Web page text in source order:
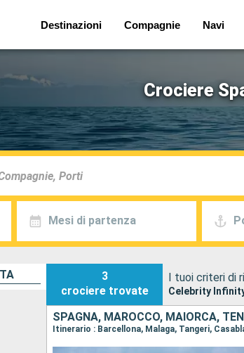
Destinazioni Compagnie Navi
Crociere
Mesi di partenza
3
crociere trovate
I tuoi criteri di
Celebrity
SPAGNA, MAROCCO, MAIORCA,